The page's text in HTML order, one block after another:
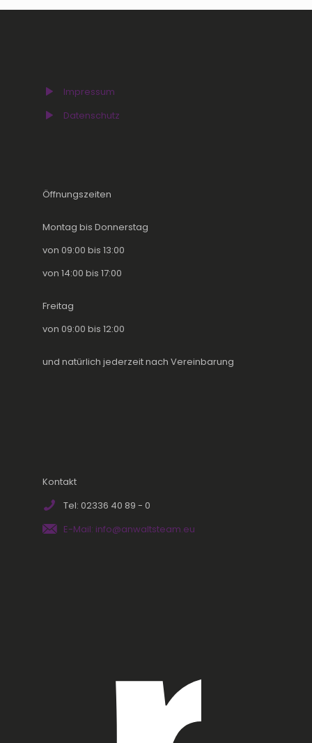
Impressum
Datenschutz
Öffnungszeiten
Montag bis Donnerstag
von 09:00 bis 13:00
von 14:00 bis 17:00
Freitag
von 09:00 bis 12:00
und natürlich jederzeit nach Vereinbarung
Kontakt
Tel: 02336 40 89 - 0
E-Mail: info@anwaltsteam.eu